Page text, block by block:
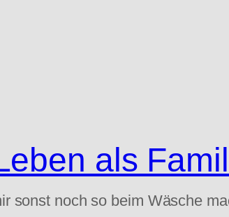
als
sonst noch so beim Wäsche